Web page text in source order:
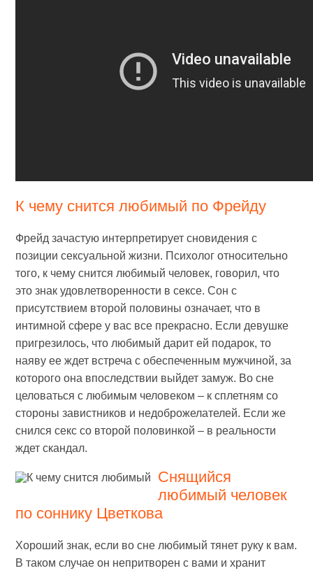
К чему снится любимый по Фрейду
Фрейд зачастую интерпретирует сновидения с
позиции сексуальной жизни. Психолог относительно
того, к чему снится любимый человек, говорил, что
это знак удовлетворенности в сексе. Сон с
присутствием второй половины означает, что в
интимной сфере у вас все прекрасно. Если девушке
пригрезилось, что любимый дарит ей подарок, то
наяву ее ждет встреча с обеспеченным мужчиной, за
которого она впоследствии выйдет замуж. Во сне
целоваться с любимым человеком – к сплетням со
стороны завистников и недоброжелателей. Если же
снился секс со второй половинкой – в реальности
ждет скандал.
Снящийся
любимый человек
по соннику Цветкова
Хороший знак, если во сне любимый тянет руку к вам.
В таком случае он непритворен с вами и хранит